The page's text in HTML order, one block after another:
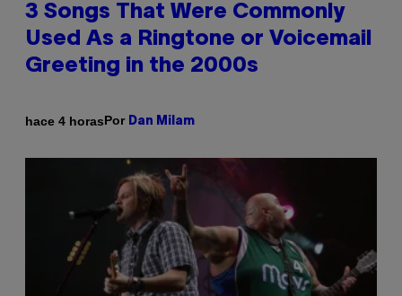
3 Songs That Were Commonly
Used As a Ringtone or Voicemail
Greeting in the 2000s
hace 4 horasPor Dan Milam